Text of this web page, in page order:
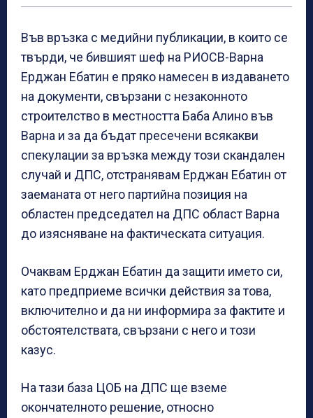
Във връзка с медийни публикации, в които се
твърди, че бившият шеф на РИОСВ-Варна
Ерджан Ебатин е пряко намесен в издаването
на документи, свързани с незаконното
строителство в местността Баба Алино във
Варна и за да бъдат пресечени всякакви
спекулации за връзка между този скандален
случай и ДПС, отстранявам Ерджан Ебатин от
заеманата от него партийна позиция на
областен председател на ДПС област Варна
до изясняване на фактическата ситуация.
Очаквам Ерджан Ебатин да защити името си,
като предприеме всички действия за това,
включително и да ни информира за фактите и
обстоятелствата, свързани с него и този
казус.
На тази база ЦОБ на ДПС ще вземе
окончателното решение, относно